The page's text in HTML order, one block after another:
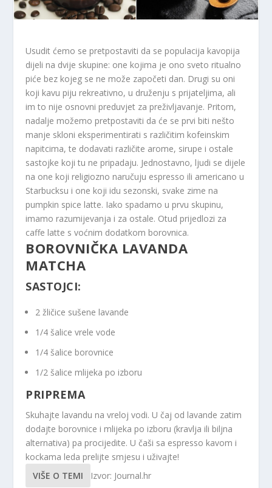
Usudit ćemo se pretpostaviti da se populacija kavopija
dijeli na dvije skupine: one kojima je ono sveto ritualno
piće bez kojeg se ne može započeti dan. Drugi su oni
koji kavu piju rekreativno, u druženju s prijateljima, ali
im to nije osnovni preduvjet za preživljavanje. Pritom,
nadalje možemo pretpostaviti da će se prvi biti nešto
manje skloni eksperimentirati s različitim kofeinskim
napitcima, te dodavati različite arome, sirupe i ostale
sastojke koji tu ne pripadaju. Jednostavno, ljudi se dijele
na one koji religiozno naručuju espresso ili americano u
Starbucksu i one koji idu sezonski, svake zime na
pumpkin spice latte. Iako spadamo u prvu skupinu,
imamo razumijevanja i za ostale. Otud prijedlozi za
caffe latte s voćnim dodatkom borovnica.
BOROVNIČKA LAVANDA
MATCHA
SASTOJCI:
2 žličice sušene lavande
1/4 šalice vrele vode
1/4 šalice borovnice
1/2 šalice mlijeka po izboru
PRIPREMA
Skuhajte lavandu na vreloj vodi. U čaj od lavande zatim
dodajte borovnice i mlijeka po izboru (kravlja ili biljna
alternativa) pa procijedite. U čaši sa espresso kavom i
kockama leda prelijte smjesu i uživajte!
VIŠE O TEMI
Izvor: Journal.hr